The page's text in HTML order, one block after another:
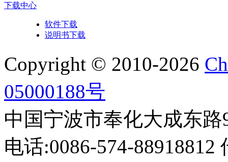
下载中心
软件下载
说明书下载
Copyright © 2010-2026
05000188号
中国宁波市奉化大成东路
电话:0086-574-88918812